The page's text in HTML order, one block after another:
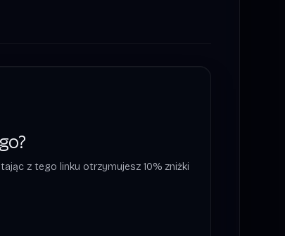
z tego linku otrzymujesz 10% zniżki